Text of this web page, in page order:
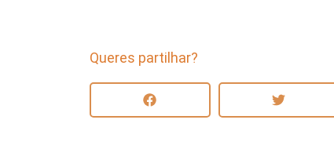
Queres partilhar?